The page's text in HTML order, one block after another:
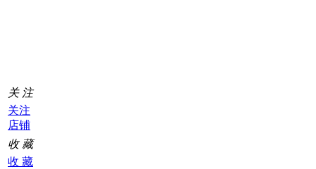
关 注
关注
店铺
收 藏
收 藏